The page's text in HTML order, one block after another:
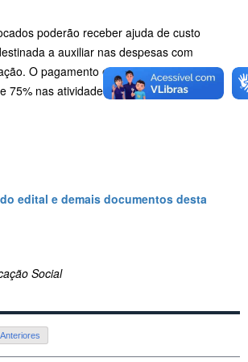
poderão receber ajuda de custo
a auxiliar nas despesas com
O pagamento está condicionado à
75% nas atividades.
edital e demais documentos desta
Social